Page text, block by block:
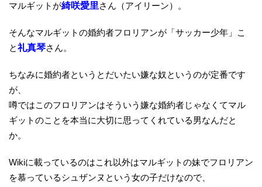
マルギットが綺咲愛里さん（アイリーン）。
そんなマルギットの婚約者フロリアンが「サッカー少年」こ
と礼真琴さん。
ちなみに婚約者というとだいたい嫌な奴というのが定番です
が、
噂ではこのフロリアンはそういう嫌な婚約者じゃなくてマル
ギットのことを本当に大切に思ってくれている男なんだと
か。
Wikiに載っているのはこれ以外はマルギットの妹でフロリアン
を慕っているシュザンヌという女の子だけなので、